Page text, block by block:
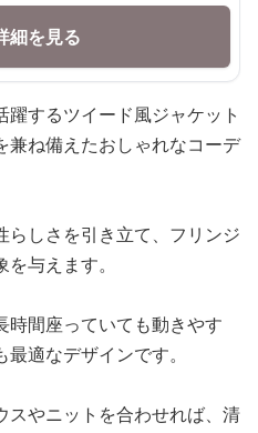
細を見る
するツイード風ジャケット
兼ね備えたおしゃれなコーデ
しさを引き立て、フリンジ
与えます。
時間座っていても動きやす
適なデザインです。
スやニットを合わせれば、清